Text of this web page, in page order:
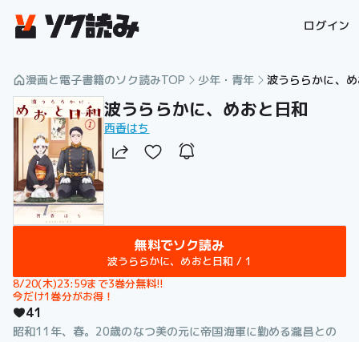
ログイン
漫画と電子書籍のソク読みTOP 少年・青年 波うららかに、
波うららかに、めおと日和
西香はち
無料でソク読み
波うららかに、めおと日和 / 1
8/20(木)23:59まで3巻分無料!!
今だけ1巻分がお得！
41
昭和11年、春。20歳のなつ美の元に帝国海軍に勤める瀧昌との